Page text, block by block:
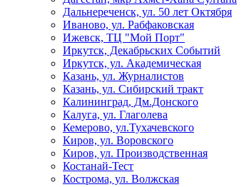
Дальнереченск, ул. 50 лет Октября
Иваново, ул. Рабфаковская
Ижевск, ТЦ "Мой Порт"
Иркутск, Декабрьских Событий
Иркутск, ул. Академическая
Казань, ул. Журналистов
Казань, ул. Сибирский тракт
Калининград, Дм.Донского
Калуга, ул. Глаголева
Кемерово, ул.Тухачевского
Киров, ул. Воровского
Киров, ул. Производственная
Костанай-Тест
Кострома, ул. Волжская